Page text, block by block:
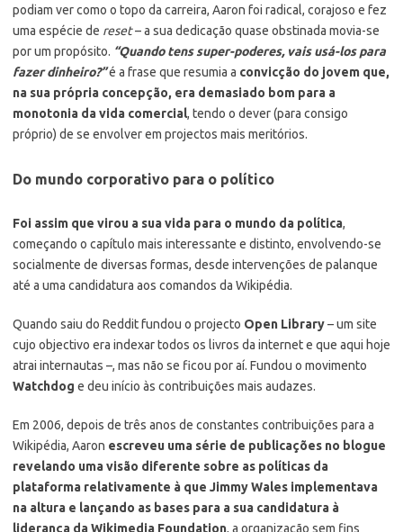
podiam ver como o topo da carreira, Aaron foi radical, corajoso e fez
uma espécie de reset– a sua dedicação quase obstinada movia-se
por um propósito. “Quando tens super-poderes, vais usá-los para
fazer dinheiro?”é a frase que resumia a convicção do jovem que,
na sua própria concepção, era demasiado bom para a
monotonia da vida comercial, tendo o dever (para consigo
próprio) de se envolver em projectos mais meritórios.
Do mundo corporativo para o político
Foi assim que virou a sua vida para o mundo da política,
começando o capítulo mais interessante e distinto, envolvendo-se
socialmente de diversas formas, desde intervenções de palanque
até a uma candidatura aos comandos da Wikipédia.
Quando saiu do Reddit fundou o projecto Open Library– um site
cujo objectivo era indexar todos os livros da internet e que aqui hoje
atrai internautas –, mas não se ficou por aí. Fundou o movimento
Watchdog e deu início às contribuições mais audazes.
Em 2006, depois de três anos de constantes contribuições para a
Wikipédia, Aaron escreveu uma série de publicações no blogue
revelando uma visão diferente sobre as políticas da
plataforma relativamente à que Jimmy Wales implementava
na altura e lançando as bases para a sua candidatura à
liderança da Wikimedia Foundation, a organização sem fins